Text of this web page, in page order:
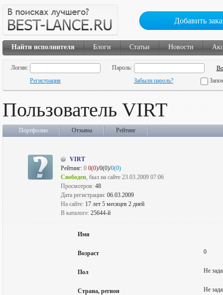
Добавить
Найти исполнителя Блоги Статьи Новости
Логин:
Пароль:
Регистрация
Забыли пароль?
Пользователь VIRT
Портфолио Отзывы Рейтинг
VIRT
Рейтинг: 0 0(0)/0(0)/0(0)
Свободен, был на сайте 23.03.2009 07:06
Просмотров: 48
Дата регистрации: 06.03.2009
На сайте: 17 лет 5 месяцев 2 дней
В каталоге: 25644-й
Имя
Возраст 0
Пол Не
Страна, регион Не